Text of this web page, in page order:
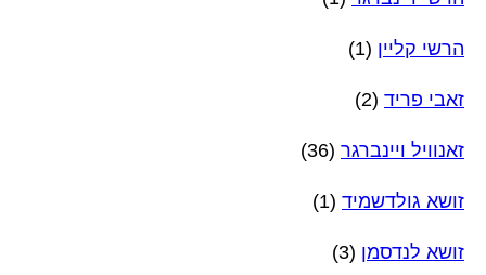
הרשי קליין (1)
זאבי פריד (2)
זאנוויל ויינברגר (36)
זושא גולדשמיד (1)
זושא לנדסמן (3)